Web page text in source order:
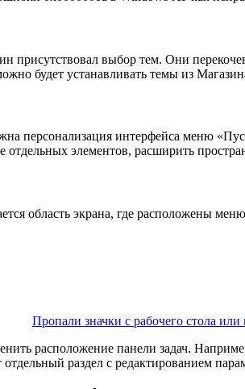
присутствовал выбор тем. Они
будет устанавливать темы из
персонализация интерфейса меню
отдельных элементов, расширить
область экрана, где расположены
Пропали значки с рабочего стола
расположение панели задач.
отдельный раздел с редактированием